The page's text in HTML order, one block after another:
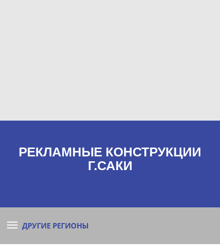
РЕКЛАМНЫЕ КОНСТРУКЦИИ
Г.САКИ
ДРУГИЕ РЕГИОНЫ